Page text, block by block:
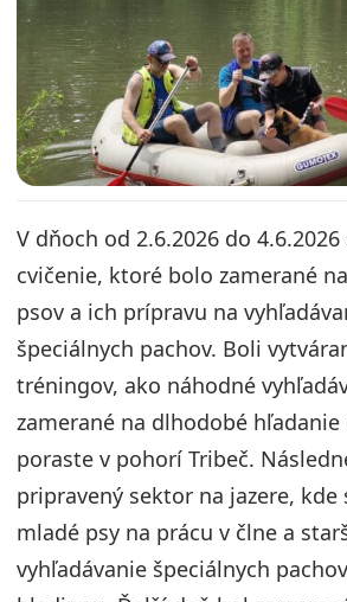
V dňoch od 2.6.2026 do
cvičenie, ktoré bolo zamerané
psov a ich prípravu na
špeciálnych pachov. Boli
tréningov, ako náhodné
zamerané na dlhodobé
poraste v pohorí Tribeč.
pripravený sektor na jazere, kde
mladé psy na prácu v člne a
vyhľadávanie špeciálnych